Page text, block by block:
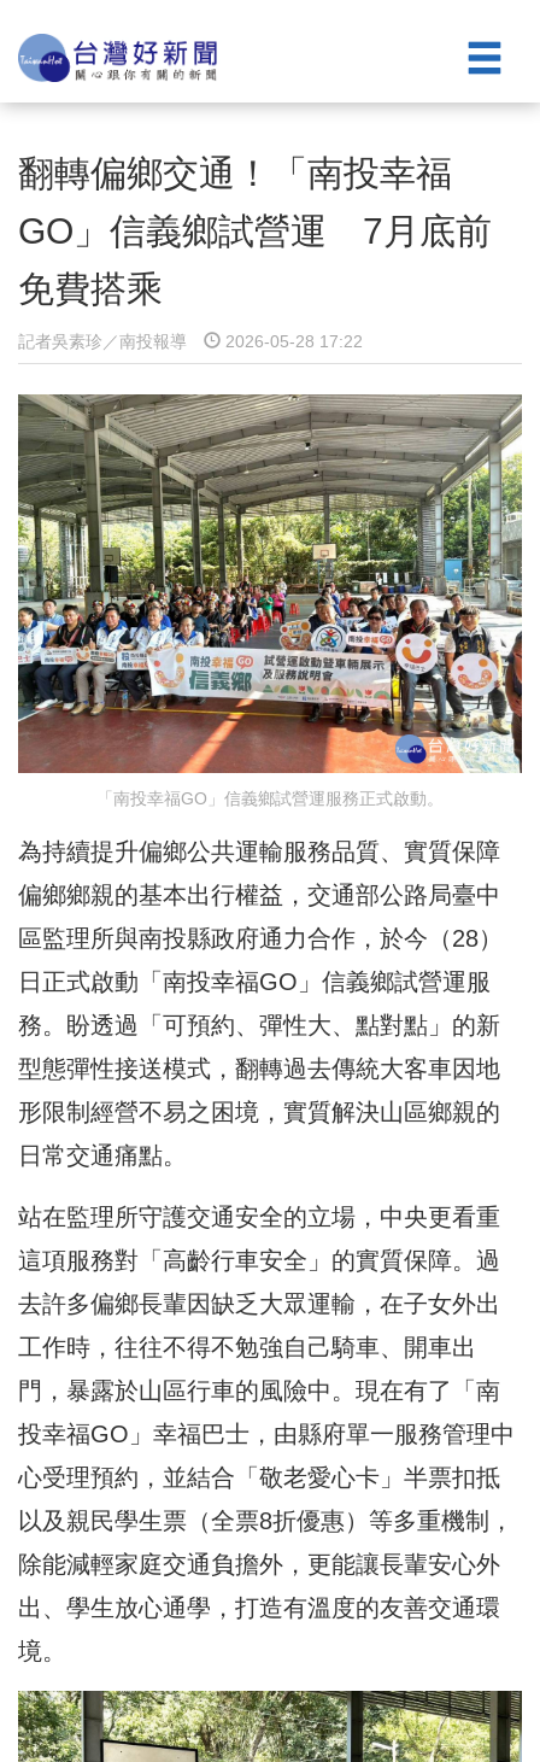
翻轉偏鄉交通！「南投幸福
GO」信義鄉試營運 7月底前
免費搭乘
記者吳素珍／南投報導 2026-05-28 17:22
「南投幸福GO」信義鄉試營運服務正式啟動。
為持續提升偏鄉公共運輸服務品質、實質保障
偏鄉鄉親的基本出行權益，交通部公路局臺中
區監理所與南投縣政府通力合作，於今（28）
日正式啟動「南投幸福GO」信義鄉試營運服
務。盼透過「可預約、彈性大、點對點」的新
型態彈性接送模式，翻轉過去傳統大客車因地
形限制經營不易之困境，實質解決山區鄉親的
日常交通痛點。
站在監理所守護交通安全的立場，中央更看重
這項服務對「高齡行車安全」的實質保障。過
去許多偏鄉長輩因缺乏大眾運輸，在子女外出
工作時，往往不得不勉強自己騎車、開車出
門，暴露於山區行車的風險中。現在有了「南
投幸福GO」幸福巴士，由縣府單一服務管理中
心受理預約，並結合「敬老愛心卡」半票扣抵
以及親民學生票（全票8折優惠）等多重機制，
除能減輕家庭交通負擔外，更能讓長輩安心外
出、學生放心通學，打造有溫度的友善交通環
境。